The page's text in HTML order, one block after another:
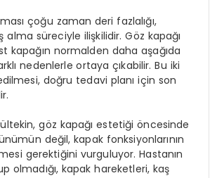
çoğu zaman deri fazlalığı,
süreciyle ilişkilidir. Göz kapağı
kapağın normalden daha aşağıda
nedenlerle ortaya çıkabilir. Bu iki
doğru tedavi planı için son
göz kapağı estetiği öncesinde
değil, kapak fonksiyonlarının
gerektiğini vurguluyor. Hastanın
olmadığı, kapak hareketleri, kaş